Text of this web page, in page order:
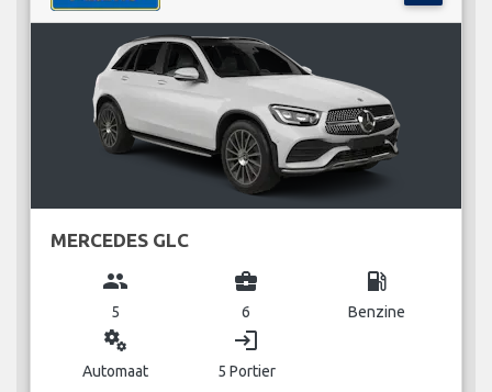
MERCEDES GLC
group
5
business_center
6
local_gas_station
Benzine
miscellaneous_services
Automaat
login
5 Portier